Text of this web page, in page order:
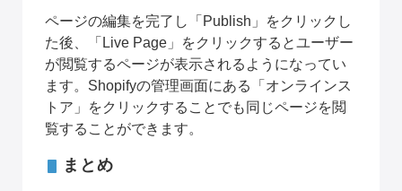
ページの編集を完了し「Publish」をクリックし
た後、「Live Page」をクリックするとユーザー
が閲覧するページが表示されるようになってい
ます。Shopifyの管理画面にある「オンラインス
トア」をクリックすることでも同じページを閲
覧することができます。
まとめ